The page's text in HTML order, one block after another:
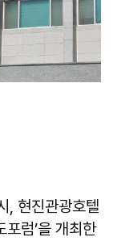
, 현진관광호텔
럼’을 개최한